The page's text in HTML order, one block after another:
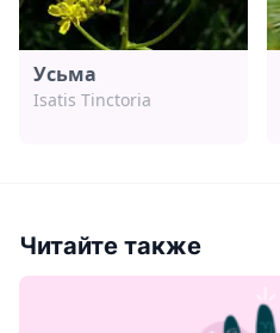
Усьма
Isatis Tinctoria
Читайте также